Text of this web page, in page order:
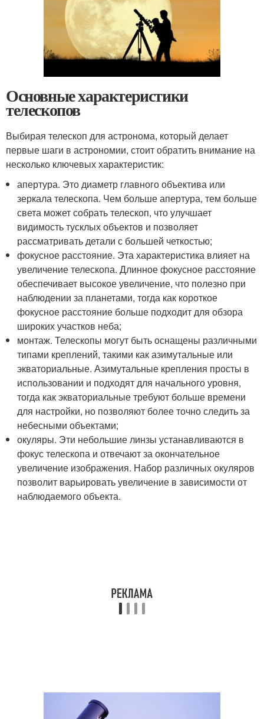
Основные характеристики
телескопов
Выбирая телескоп для астронома, который делает
первые шаги в астрономии, стоит обратить внимание на
несколько ключевых характеристик:
апертура. Это диаметр главного объектива или
зеркала телескопа. Чем больше апертура, тем больше
света может собрать телескоп, что улучшает
видимость тусклых объектов и позволяет
рассматривать детали с большей четкостью;
фокусное расстояние. Эта характеристика влияет на
увеличение телескопа. Длинное фокусное расстояние
обеспечивает высокое увеличение, что полезно при
наблюдении за планетами, тогда как короткое
фокусное расстояние больше подходит для обзора
широких участков неба;
монтаж. Телескопы могут быть оснащены различными
типами креплений, такими как азимутальные или
экваториальные. Азимутальные крепления просты в
использовании и подходят для начального уровня,
тогда как экваториальные требуют больше времени
для настройки, но позволяют более точно следить за
небесными объектами;
окуляры. Эти небольшие линзы устанавливаются в
фокус телескопа и отвечают за окончательное
увеличение изображения. Набор различных окуляров
позволит варьировать увеличение в зависимости от
наблюдаемого объекта.